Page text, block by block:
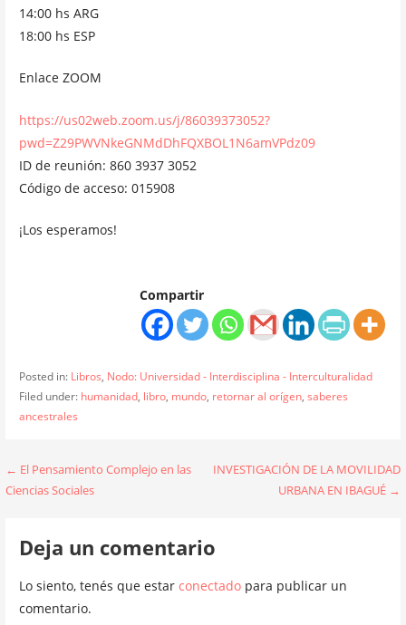
14:00 hs ARG
18:00 hs ESP
Enlace ZOOM
https://us02web.zoom.us/j/86039373052?
pwd=Z29PWVNkeGNMdDhFQXBOL1N6amVPdz09
ID de reunión: 860 3937 3052
Código de acceso: 015908
¡Los esperamos!
Compartir
Posted in: Libros, Nodo: Universidad - Interdisciplina - Interculturalidad
Filed under: humanidad, libro, mundo, retornar al orígen, saberes
ancestrales
Navegación
entradas
← El Pensamiento Complejo en las
Ciencias Sociales
INVESTIGACIÓN DE LA MOVILIDAD
URBANA EN IBAGUÉ →
Deja un comentario
Lo siento, tenés que estar conectadopara publicar un
comentario.